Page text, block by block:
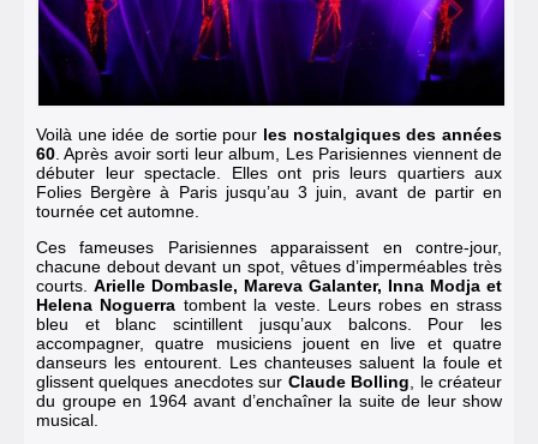
Voilà une idée de sortie pour les nostalgiques des années
60 .Après avoir sorti leur album,
Les Parisiennes viennent de
débuter leur spectacle. Elles ont pris leurs quartiers aux
Folies Bergère à Paris jusqu’au 3 juin, avant de partir en
tournée cet automne.
Ces fameuses Parisiennes apparaissent en contre-jour,
chacune debout devant un spot, vêtues d’imperméables très
courts. Arielle Dombasle, Mareva Galanter, Inna Modja et
Helena Noguerra tombent la veste. Leurs robes en strass
bleu et blanc scintillent jusqu’aux balcons. Pour les
accompagner, quatre musiciens jouent en live et quatre
danseurs les entourent. Les chanteuses saluent la foule et
glissent quelques anecdotes sur Claude Bolling , le créateur
du groupe en 1964 avant d’enchaîner la suite de leur show
musical.